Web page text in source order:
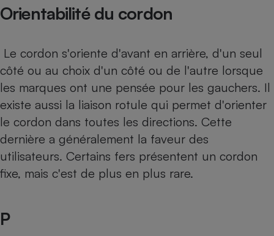
Orientabilité du cordon
Le cordon s'oriente d'avant en arrière, d'un seul
côté ou au choix d'un côté ou de l'autre lorsque
les marques ont une pensée pour les gauchers. Il
existe aussi la liaison rotule qui permet d'orienter
le cordon dans toutes les directions. Cette
dernière a généralement la faveur des
utilisateurs. Certains fers présentent un cordon
fixe, mais c'est de plus en plus rare.
P